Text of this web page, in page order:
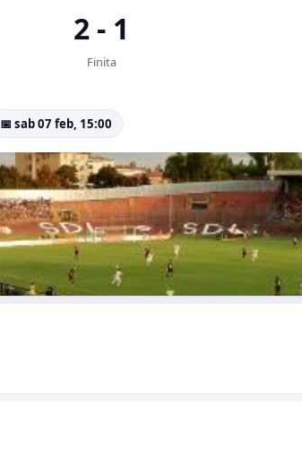
2 - 1
Finita
📅 sab 07 feb, 15:00